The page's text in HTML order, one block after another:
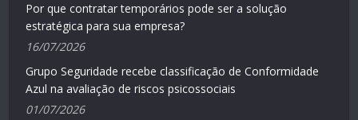
Por que contratar temporários pode ser a solução
estratégica para sua empresa?
16/07/2026
Grupo Seguridade recebe classificação de Conformidade
Azul na avaliação de riscos psicossociais
01/07/2026